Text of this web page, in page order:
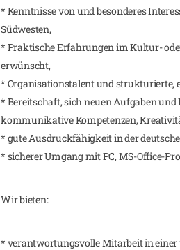
* Kenntnisse von und besonderes
Südwesten,
* Praktische Erfahrungen im Kultur-
erwünscht,
* Organisationstalent und strukturierte,
* Bereitschaft, sich neuen Aufgaben
kommunikative Kompetenzen,
* gute Ausdruckfähigkeit in der
* sicherer Umgang mit PC, MS-Office-
Wir bieten:
* verantwortungsvolle Mitarbeit in